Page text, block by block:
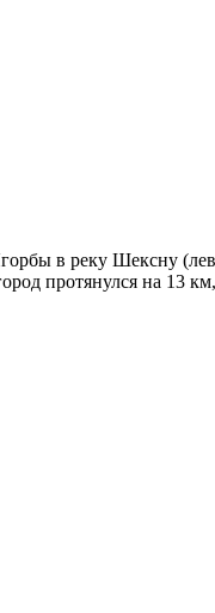
в реку Шексну
протянулся на 13